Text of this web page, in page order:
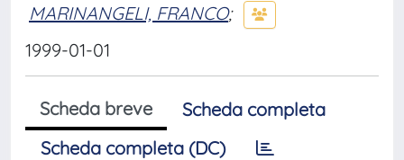
MARINANGELI, FRANCO;
1999-01-01
Scheda breve
Scheda completa
Scheda completa (DC)